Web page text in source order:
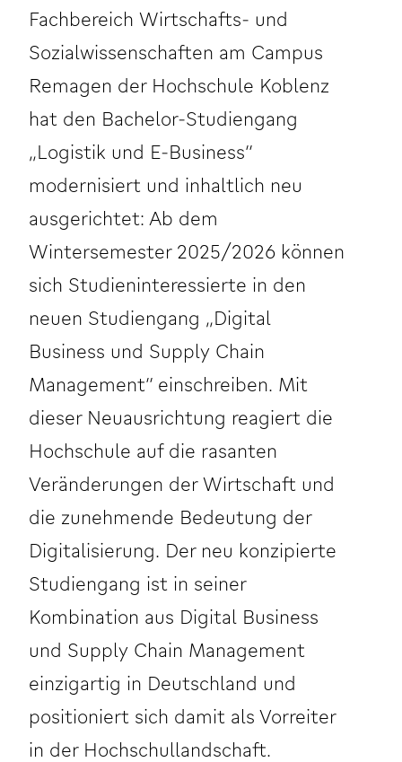
Fachbereich Wirtschafts- und
Sozialwissenschaften am Campus
Remagen der Hochschule Koblenz
hat den Bachelor-Studiengang
„Logistik und E-Business“
modernisiert und inhaltlich neu
ausgerichtet: Ab dem
Wintersemester 2025/2026 können
sich Studieninteressierte in den
neuen Studiengang „Digital
Business und Supply Chain
Management“ einschreiben. Mit
dieser Neuausrichtung reagiert die
Hochschule auf die rasanten
Veränderungen der Wirtschaft und
die zunehmende Bedeutung der
Digitalisierung. Der neu konzipierte
Studiengang ist in seiner
Kombination aus Digital Business
und Supply Chain Management
einzigartig in Deutschland und
positioniert sich damit als Vorreiter
in der Hochschullandschaft.